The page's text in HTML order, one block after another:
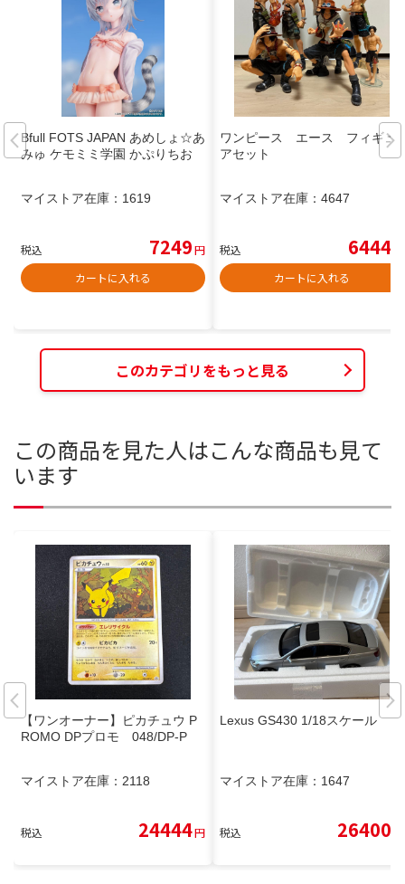
Bfull FOTS JAPAN あめしょ☆あ
みゅ ケモミミ学園 かぷりちお
マイストア在庫： 1619
税込 7249円
カートに入れる
ワンピース エース フィギュ
アセット
マイストア在庫： 4647
税込 6444
カートに入れる
このカテゴリをもっと見る
この商品を見た人はこんな商品も見て
います
【ワンオーナー】ピカチュウ P
ROMO DPプロモ 048/DP-P
マイストア在庫： 2118
税込 24444円
Lexus GS430 1/18スケール
マイストア在庫： 1647
税込 26400